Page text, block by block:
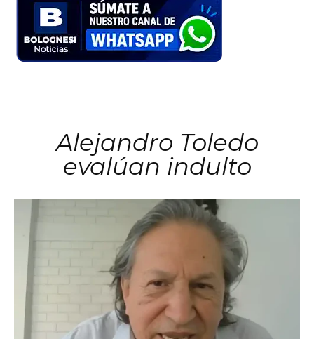
Alejandro Toledo
evalúan indulto